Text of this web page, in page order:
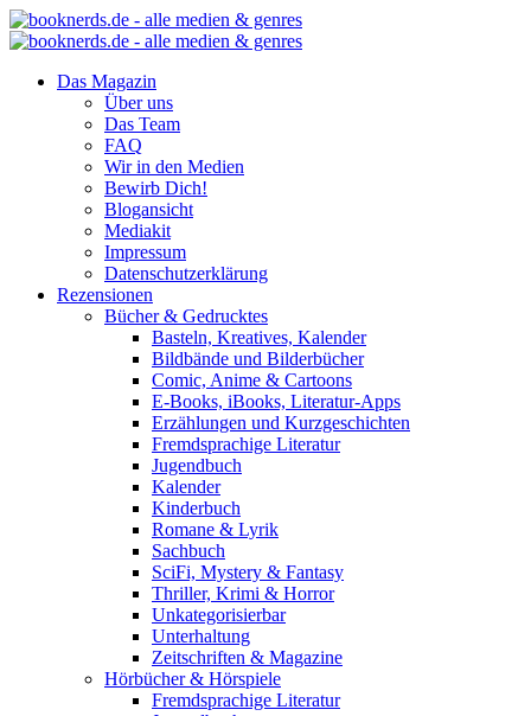
Das Magazin
Über uns
Das Team
FAQ
Wir in den Medien
Bewirb Dich!
Blogansicht
Mediakit
Impressum
Datenschutzerklärung
Rezensionen
Bücher & Gedrucktes
Basteln, Kreatives, Kalender
Bildbände und Bilderbücher
Comic, Anime & Cartoons
E-Books, iBooks, Literatur-Apps
Erzählungen und Kurzgeschichten
Fremdsprachige Literatur
Jugendbuch
Kalender
Kinderbuch
Romane & Lyrik
Sachbuch
SciFi, Mystery & Fantasy
Thriller, Krimi & Horror
Unkategorisierbar
Unterhaltung
Zeitschriften & Magazine
Hörbücher & Hörspiele
Fremdsprachige Literatur